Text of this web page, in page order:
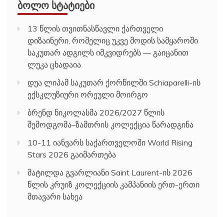
ᲑᲝᲚᲝ ᲡᲢᲐᲢᲘᲔᲑᲘ
13 წლის თვითნასწავლი ქართველი
დიზაინერი, რომელიც უკვე მოდის სამყაროში
საკუთარ ადგილს იმკვიდრებს — გაიცანით
ლუკა ცხადაია
დუა ლიპამ საკუთარ ქორწილში Schiaparelli-ის
ექსკლუზიური ორეული მოირგო
ბრენდ ნიკოლასმა 2026/2027 წლის
შემოდგომა–ზამთრის კოლექცია წარადგინა
10-11 იანვარს საქართველოში World Rising
Stars 2026 გაიმართება
მატილდა გვარლიანი Saint Laurent-ის 2026
წლის კრუიზ კოლექციის კამპანიის ერთ-ერთი
მთავარი სახეა